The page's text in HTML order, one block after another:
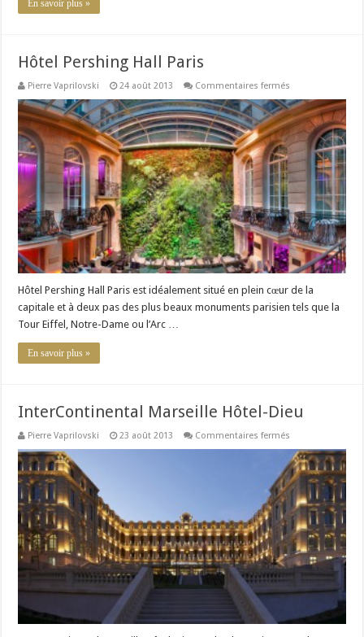
En savoir plus »
Hôtel Pershing Hall Paris
Pierre Vaprilovski 24 août 2013 Commentaires fermés
Pershing
Hall
Paris
Hôtel Pershing Hall Paris est idéalement situé en plein cœur de la
capitale et à deux pas des plus beaux monuments parisien tels que la
Tour Eiffel, Notre-Dame ou l’Arc …
En savoir plus »
InterContinental Marseille Hôtel-Dieu
Pierre Vaprilovski 23 août 2013 Commentaires fermés
Marseille
Hôtel-
Dieu